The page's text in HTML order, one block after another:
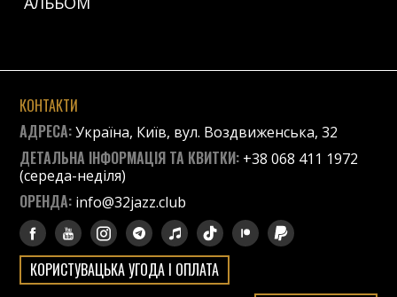
КОНТАКТИ
АДРЕСА:Україна, Київ, вул. Воздвиженська, 32
ДЕТАЛЬНА ІНФОРМАЦІЯ ТА КВИТКИ: +38 068 411 1972
(середа-неділя)
ОРЕНДА: info@32jazz.club
КОРИСТУВАЦЬКА УГОДА І ОПЛАТА